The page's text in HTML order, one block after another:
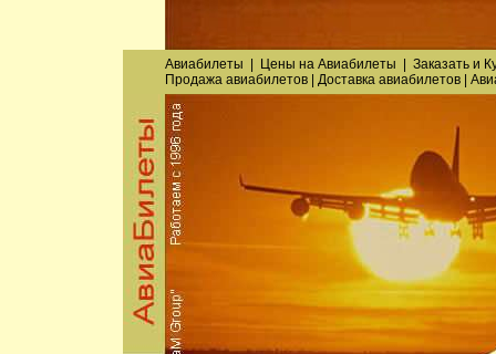
Авиабилеты Цены на Авиабилеты Заказатьи
Продажа авиабилетов| Доставка авиабилетов|